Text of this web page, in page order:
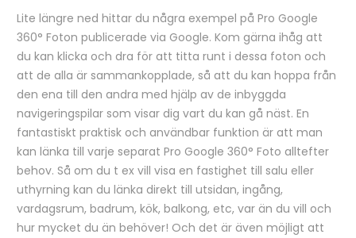
Lite längre ned hittar du några exempel på Pro Google
360° Foton publicerade via Google. Kom gärna ihåg att
du kan klicka och dra för att titta runt i dessa foton och
att de alla är sammankopplade, så att du kan hoppa från
den ena till den andra med hjälp av de inbyggda
navigeringspilar som visar dig vart du kan gå näst. En
fantastiskt praktisk och användbar funktion är att man
kan länka till varje separat Pro Google 360° Foto alltefter
behov. Så om du t ex vill visa en fastighet till salu eller
uthyrning kan du länka direkt till utsidan, ingång,
vardagsrum, badrum, kök, balkong, etc, var än du vill och
hur mycket du än behöver! Och det är även möjligt att